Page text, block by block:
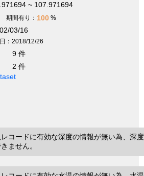
~ 107.971694
期間有り： 100 %
03/16
：2018/12/26
9 件
2 件
レコードに有効な深度の情報が無い為、深
ません。